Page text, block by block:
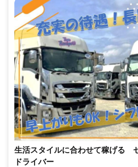
生活スタイルに合わせて稼げる
ドライバー